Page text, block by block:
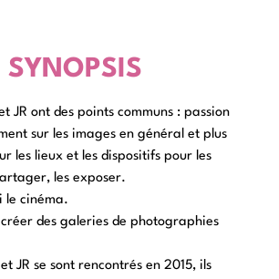
SYNOPSIS
JR ont des points communs : passion
sur les images en général et plus
les lieux et les dispositifs pour les
les exposer.
le cinéma.
créer des galeries de photographies
JR se sont rencontrés en 2015, ils